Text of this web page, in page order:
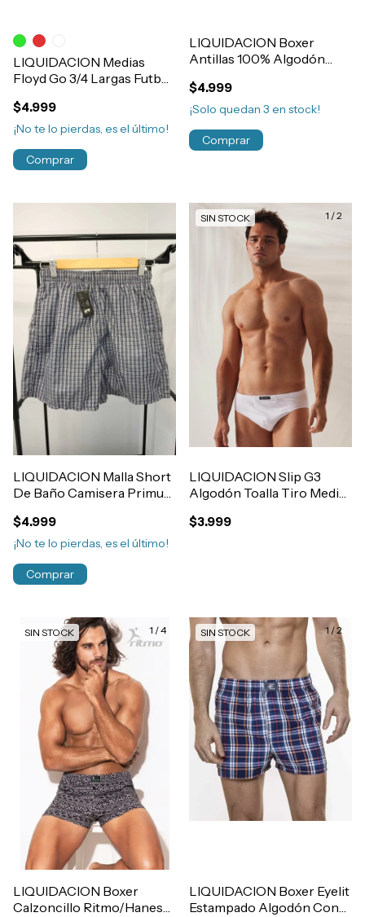
LIQUIDACION Medias
Floyd Go 3/4 Largas Futbol
Hombre Art.800
$4.999
¡No te lo pierdas, es el último!
Comprar
LIQUIDACION Boxer
Antillas 100% Algodón
Art.850
$4.999
¡Solo quedan 3 en stock!
Comprar
LIQUIDACION Malla Short
De Baño Camisera Primus
$4.999
¡No te lo pierdas, es el último!
Comprar
1 /2
SIN STOCK
LIQUIDACION Slip G3
Algodón Toalla Tiro Medio
Art.3402
$3.999
1 /4
SIN STOCK
LIQUIDACION Boxer
Calzoncillo Ritmo/Hanes
1 /2
SIN STOCK
LIQUIDACION Boxer Eyelit
Estampado Algodón Con